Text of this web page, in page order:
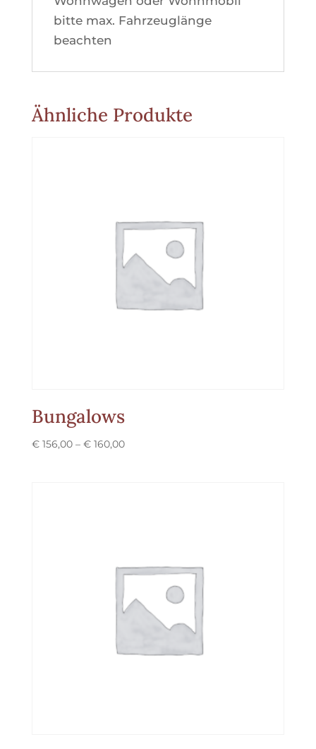
bitte max. Fahrzeuglänge
beachten
Ähnliche Produkte
Bungalows
€156,00 – €160,00Preisspanne: